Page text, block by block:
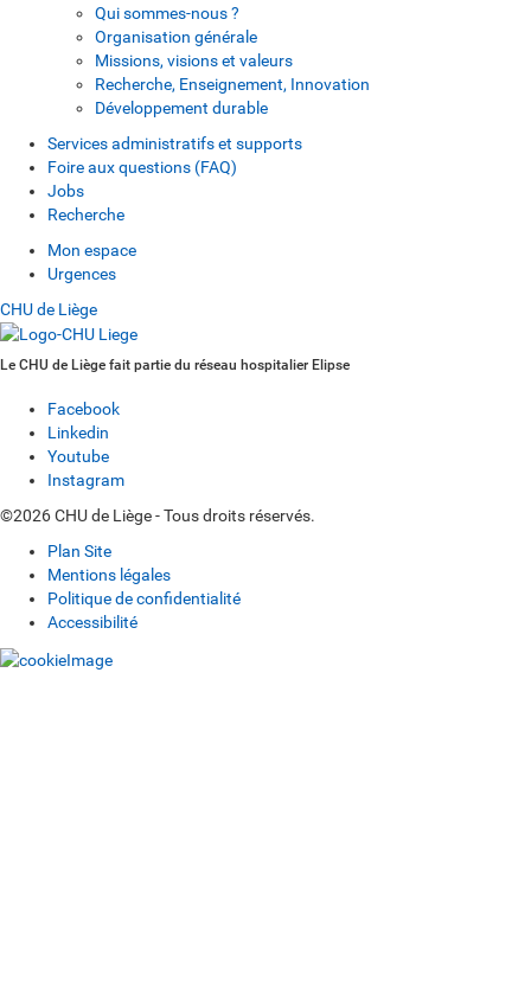
Qui sommes-nous ?
Organisation générale
Missions, visions et valeurs
Recherche, Enseignement, Innovation
Développement durable
Services administratifs et supports
Foire aux questions (FAQ)
Jobs
Recherche
Mon espace
Urgences
CHU de Liège
Le CHU de Liège fait partie du réseau hospitalier Elipse
Facebook
Linkedin
Youtube
Instagram
©2026 CHU de Liège - Tous droits réservés.
Plan Site
Mentions légales
Politique de confidentialité
Accessibilité